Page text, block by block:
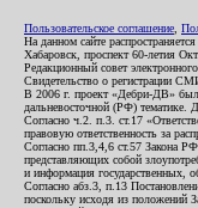
Пользовательское соглашение
На данном сайте
Хабаровск, проспект 60-летия
Редакционный совет
Свидетельство о регистрации
В 2006 г. проект «Дебри-ДВ» был
дальневосточной (РФ) тематике.
Согласно ч.2. п.3. ст.17
правовую ответственность за
Согласно пп.3,4,6 ст.57 Закона
представляющих собой
и информация государственных,
Согласно абз.3, п.13
поскольку исходя из положений